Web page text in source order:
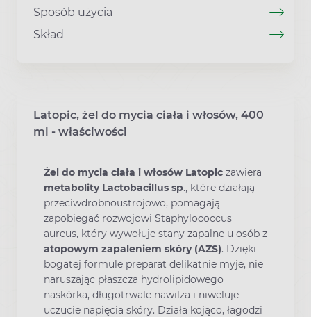
Sposób użycia
Skład
Latopic, żel do mycia ciała i włosów, 400
ml - właściwości
Żel do mycia ciała i włosów Latopic zawiera
metabolity Lactobacillus sp., które działają
przeciwdrobnoustrojowo, pomagają
zapobiegać rozwojowi Staphylococcus
aureus, który wywołuje stany zapalne u osób z
atopowym zapaleniem skóry (AZS). Dzięki
bogatej formule preparat delikatnie myje, nie
naruszając płaszcza hydrolipidowego
naskórka, długotrwale nawilża i niweluje
uczucie napięcia skóry. Działa kojąco, łagodzi